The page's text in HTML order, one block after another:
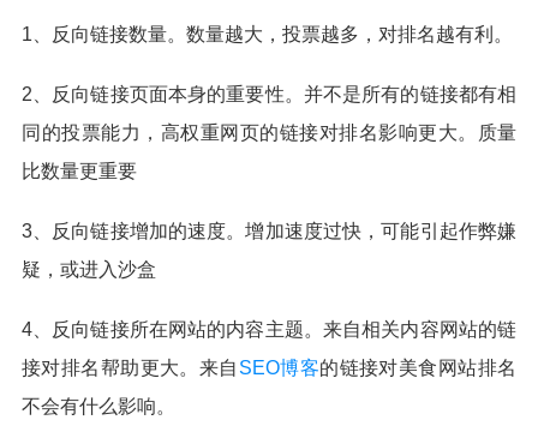
1、反向链接数量。数量越大，投票越多，对排名越有利。
2、反向链接页面本身的重要性。并不是所有的链接都有相
同的投票能力，高权重网页的链接对排名影响更大。质量
比数量更重要
3、反向链接增加的速度。增加速度过快，可能引起作弊嫌
疑，或进入沙盒
4、反向链接所在网站的内容主题。来自相关内容网站的链
接对排名帮助更大。来自 SEO博客的链接对美食网站排名
不会有什么影响。